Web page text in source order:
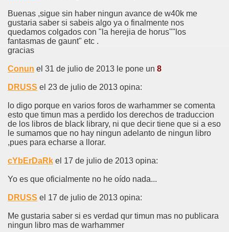
Buenas ,sigue sin haber ningun avance de w40k me
gustaria saber si sabeis algo ya o finalmente nos
quedamos colgados con "la herejia de horus""los
fantasmas de gaunt" etc .
gracias
Conun el 31 de julio de 2013 le pone un 8
DRUSS el 23 de julio de 2013 opina:
lo digo porque en varios foros de warhammer se comenta
esto que timun mas a perdido los derechos de traduccion
de los libros de black library, ni que decir tiene que si a eso
le sumamos que no hay ningun adelanto de ningun libro
,pues para echarse a llorar.
cYbErDaRk el 17 de julio de 2013 opina:
Yo es que oficialmente no he oído nada...
DRUSS el 17 de julio de 2013 opina:
Me gustaria saber si es verdad qur timun mas no publicara
ningun libro mas de warhammer